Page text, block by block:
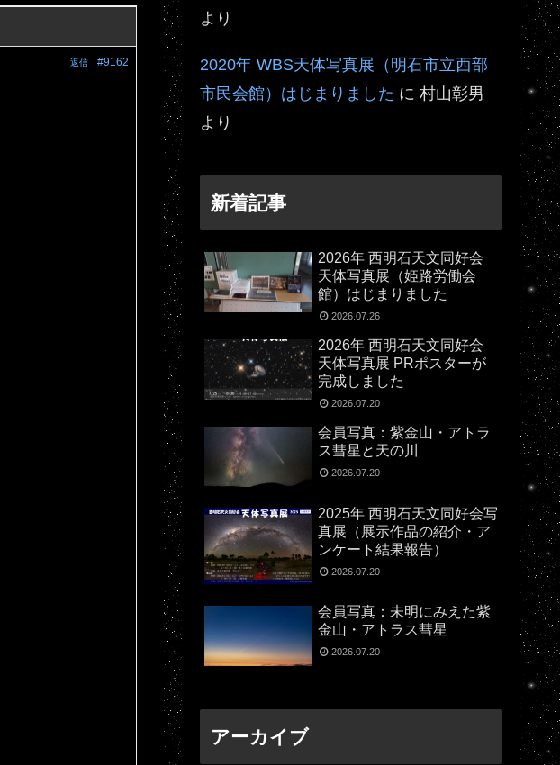
#9162
返信
より
2020年 WBS天体写真展（明石市立西部
市民会館）はじまりました に 村山彰男
より
新着記事
2026年 西明石天文同好会
天体写真展（姫路労働会
館）はじまりました
2026.07.26
2026年 西明石天文同好会
天体写真展 PRポスターが
完成しました
2026.07.20
会員写真：紫金山・アトラ
ス彗星と天の川
2026.07.20
2025年 西明石天文同好会写
真展（展示作品の紹介・ア
ンケート結果報告）
2026.07.20
会員写真：未明にみえた紫
金山・アトラス彗星
2026.07.20
アーカイブ